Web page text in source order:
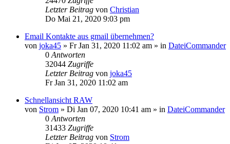
Letzter Beitrag von Christian
Do Mai 21, 2020 9:03 pm
Email Kontakte aus gmail übernehmen?
von joka45 » Fr Jan 31, 2020 11:02 am » in DateiCommander
0 Antworten
32044 Zugriffe
Letzter Beitrag von joka45
Fr Jan 31, 2020 11:02 am
Schnellansicht RAW
von Strom » Di Jan 07, 2020 10:41 am » in DateiCommander
0 Antworten
31433 Zugriffe
Letzter Beitrag von Strom